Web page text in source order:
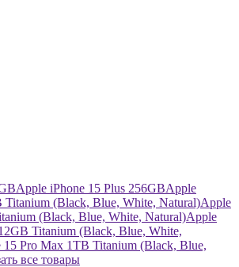
Apple iPhone 15 Plus 256GBApple
Titanium (Black, Blue, White, Natural)Apple
(Black, Blue, White, Natural)Apple
Titanium (Black, Blue, White,
15 Pro Max 1TB Titanium (Black, Blue,
все товары